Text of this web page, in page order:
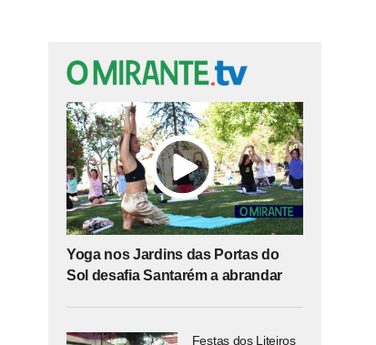
Yoga nos Jardins das Portas do
Sol desafia Santarém a abrandar
Festas dos Liteiros